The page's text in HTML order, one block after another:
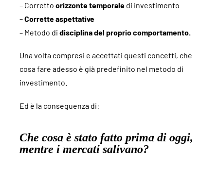
– Corretto orizzonte temporale di investimento
–Corrette aspettative
– Metodo di disciplina del proprio comportamento.
Una volta compresi e accettati questi concetti, che
cosa fare adesso è già predefinito nel metodo di
investimento.
Ed è la conseguenza di:
Che cosa è stato fatto prima di oggi,
mentre i mercati salivano?